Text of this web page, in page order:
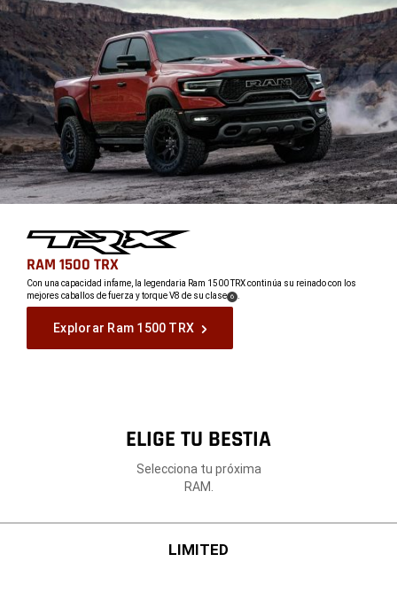
,RAM 1500 TRX
,Con una capacidad infame, la legendaria Ram 1500 TRX continúa su reinado con los
mejores caballos de fuerza y ​​torque V8 de su clase (
Disclosure
6)
,
Explorar Ram 1500 TRX
ELIGE TU BESTIA
Selecciona tu próxima
RAM.
LIMITED